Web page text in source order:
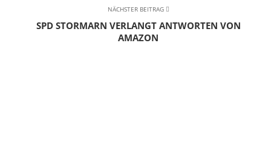
NÄCHSTER BEITRAG
SPD STORMARN VERLANGT ANTWORTEN VON
AMAZON